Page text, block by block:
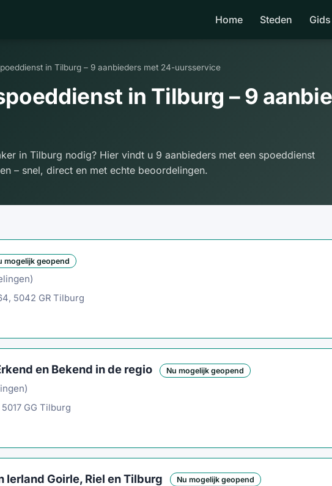
Home Steden Gids
in Tilburg – 9 aanbieders met 24-uursservice
in Tilburg – 9
in Tilburg nodig? Hier vindt u 9 aanbieders met een spoeddienst
– snel, direct en met echte beoordelingen.
mogelijk geopend
5042 GR Tilburg
en Bekend in de regio Nu mogelijk geopend
GG Tilburg
Ierland Goirle, Riel en Tilburg Nu mogelijk geopend